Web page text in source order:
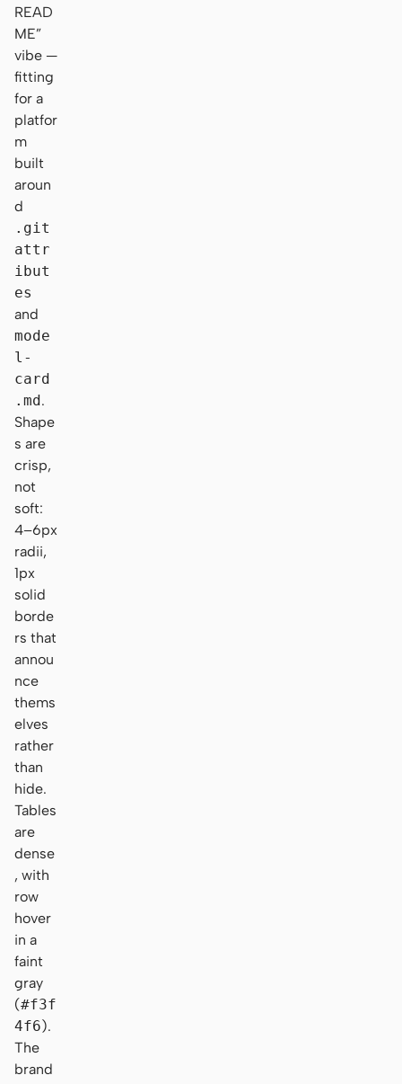
READ
ME”
vibe —
fitting
for a
platfor
m
built
aroun
d
.git
attr
ibut
es
and
mode
l-
card
.md.
Shape
s are
crisp,
not
soft:
4–6px
radii,
1px
solid
borde
rs that
annou
nce
thems
elves
rather
than
hide.
Tables
are
dense
, with
row
hover
in a
faint
gray
(#f3f
4f6).
The
brand